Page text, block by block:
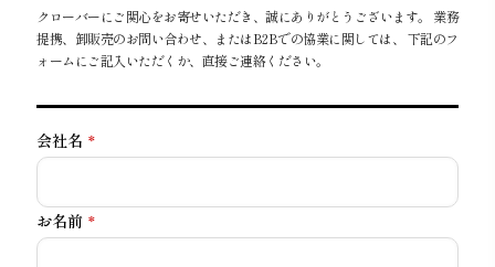
クローバーにご関心をお寄せいただき、誠にありがとうございます。 業務
提携、卸販売のお問い合わせ、またはB2Bでの協業に関しては、 下記のフ
ォームにご記入いただくか、直接ご連絡ください。
会社名 *
お名前 *